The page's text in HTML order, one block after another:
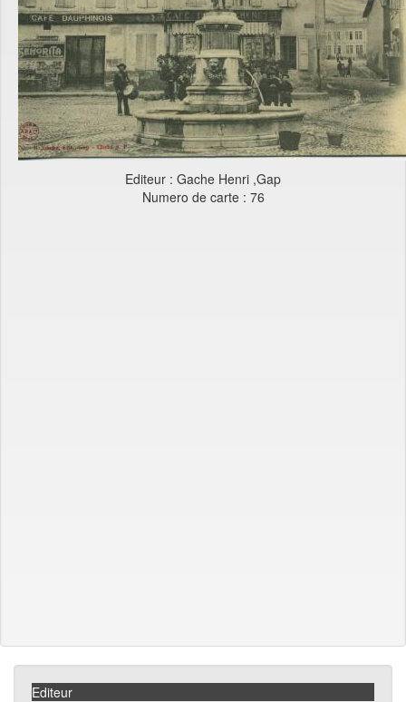
Editeur : Gache Henri ,Gap
Numero de carte : 76
Editeur